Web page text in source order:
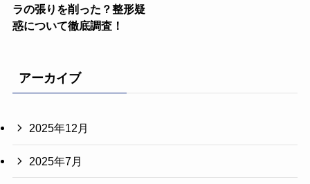
ラの張りを削った？整形疑
惑について徹底調査！
アーカイブ
2025年12月
2025年7月